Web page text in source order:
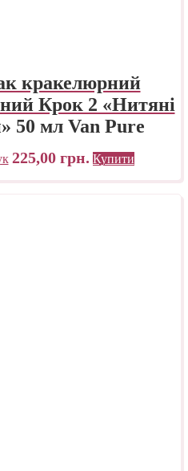
кракелюрний
Крок 2 «Нитяні
50 мл Van Pure
225,00 грн. Купити